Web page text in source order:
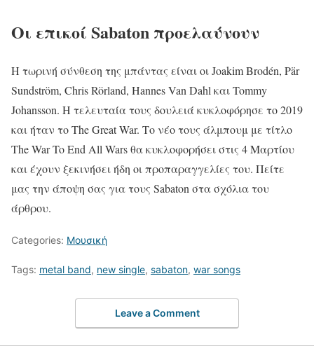
Οι επικοί Sabaton προελαύνουν
Η τωρινή σύνθεση της μπάντας είναι οι Joakim Brodén, Pär
Sundström, Chris Rörland, Hannes Van Dahl και Tommy
Johansson. Η τελευταία τους δουλειά κυκλοφόρησε το 2019
και ήταν το The Great War. Το νέο τους άλμπουμ με τίτλο
The War To End All Wars θα κυκλοφορήσει στις 4 Μαρτίου
και έχουν ξεκινήσει ήδη οι προπαραγγελίες του. Πείτε
μας την άποψη σας για τους Sabaton στα σχόλια του
άρθρου.
Categories: Μουσική
Tags: metal band, new single, sabaton, war songs
Leave a Comment